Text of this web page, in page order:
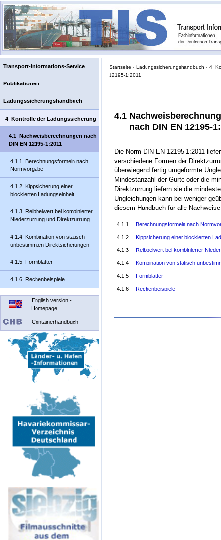
Transport-Informations-Service
Publikationen
Ladungssicherungshandbuch
4 Kontrolle der Ladungssicherung
4.1 Nachweisberechnungen nach
DIN EN 12195-1:2011
4.1.1 Berechnungsformeln nach
Normvorgabe
4.1.2 Kippsicherung einer
blockierten Ladungseinheit
4.1.3 Reibbeiwert bei kombinierter
Niederzurrung und Direktzurrung
4.1.4 Kombination von statisch
unbestimmten Direktsicherungen
4.1.5 Formblätter
4.1.6 Rechenbeispiele
English version -
Homepage
Containerhandbuch
Startseite › Ladungssicherungshandbuch › 4
12195-1:2011
4.1
nach DIN EN 12195-
Die Norm DIN EN 12195-1:2011
verschiedene Formen der
überwiegend fertig umgeformte
Mindestanzahl der Gurte oder die
Direktzurrung liefern sie die
Ungleichungen kann bei weniger
diesem Handbuch für alle
4.1.1 Berechnungsformeln nach
4.1.2 Kippsicherung einer blockierten
4.1.3 Reibbeiwert bei kombinierter
4.1.4 Kombination von statisch
4.1.5 Formblätter
4.1.6 Rechenbeispiele